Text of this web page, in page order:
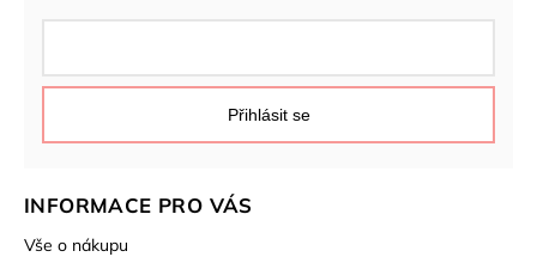
INFORMACE PRO VÁS
Vše o nákupu
Přihlásit se